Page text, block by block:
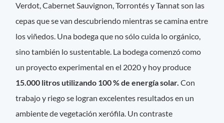
Verdot, Cabernet Sauvignon, Torrontés y Tannat son las
cepas que se van descubriendo mientras se camina entre
los viñedos. Una bodega que no sólo cuida lo orgánico,
sino también lo sustentable. La bodega comenzó como
un proyecto experimental en el 2020 y hoy produce
15.000 litros utilizando 100 % de energía solar.Con
trabajo y riego se logran excelentes resultados en un
ambiente de vegetación xerófila. Un contraste